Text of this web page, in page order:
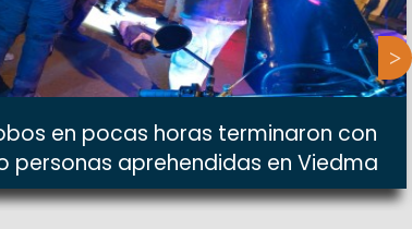
en pocas horas terminaron con
personas aprehendidas en Viedma